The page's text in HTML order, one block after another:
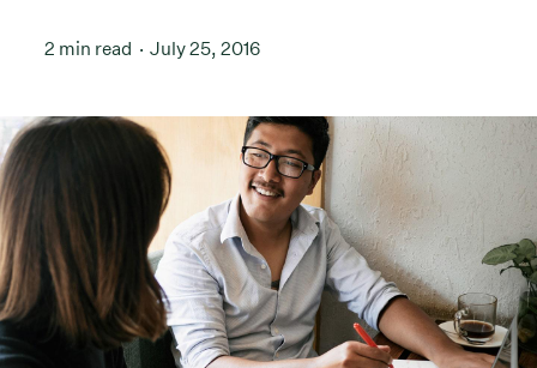
2 min read July 25, 2016